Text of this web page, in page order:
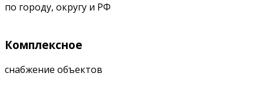
по городу, округу и РФ
Комплексное
снабжение объектов